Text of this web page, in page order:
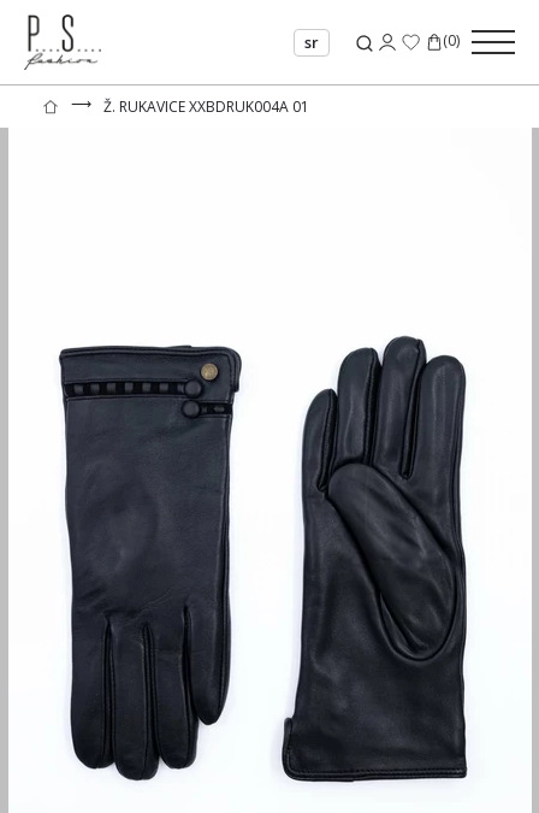
sr (0)
⟶ Ž. RUKAVICE XXBDRUK004A 01